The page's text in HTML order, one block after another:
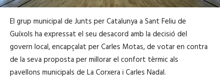
El grup municipal de Junts per Catalunya a Sant Feliu de
Guíxols ha expressat el seu desacord amb la decisió del
govern local, encapçalat per Carles Motas, de votar en contra
de la seva proposta per millorar el confort tèrmic als
pavellons municipals de La Corxera i Carles Nadal.